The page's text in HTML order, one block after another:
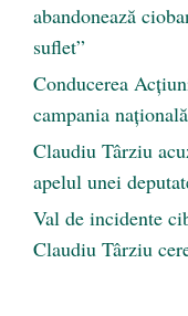
abandonează
suflet”
Conducerea
campania
Claudiu Târziu
apelul unei
Val de incidente
Claudiu Târziu